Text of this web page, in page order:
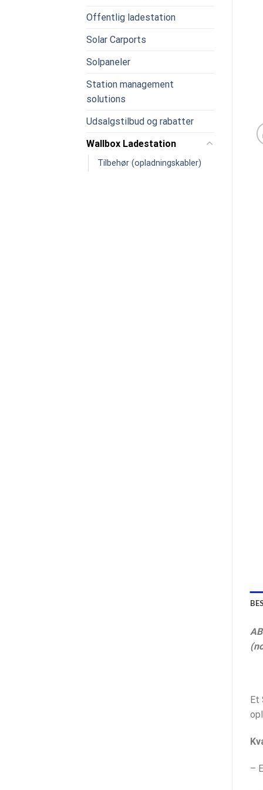
Offentlig ladestation
Solar Carports
Solpaneler
Station management
solutions
Udsalgstilbud og rabatter
Wallbox Ladestation
Tilbehør (opladningskabler)
Et
–